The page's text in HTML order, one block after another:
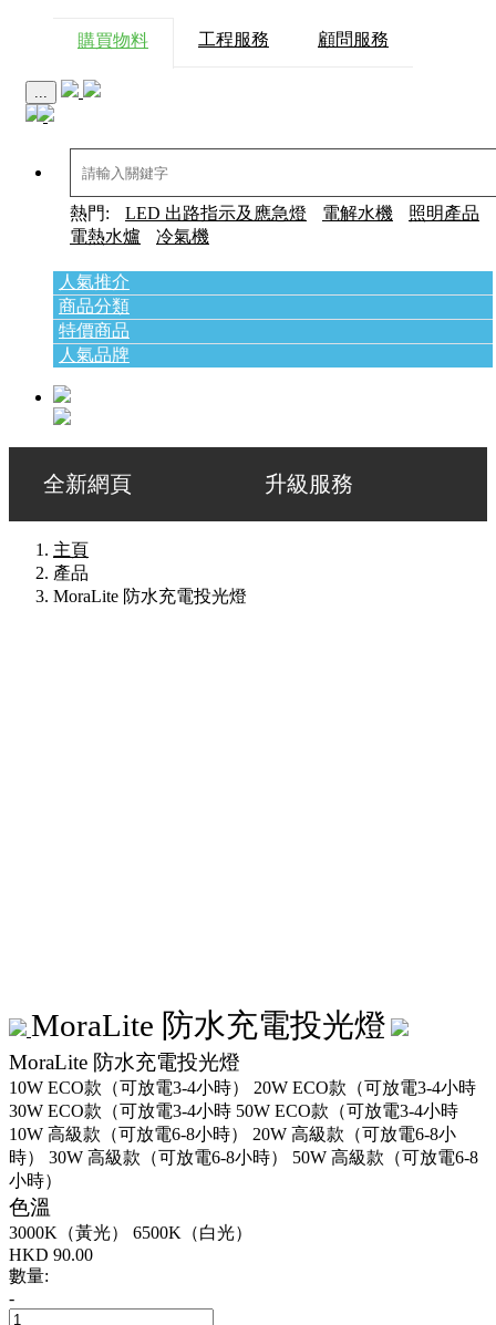
購買物料 工程服務 顧問服務
...
熱門: LED 出路指示及應急燈 電解水機
照明產品
電熱水爐
冷氣機
人氣推介
商品分類
特價商品
人氣品牌
全新網頁 升級服務
主頁
產品
MoraLite 防水充電投光燈
MoraLite 防水充電投光燈
MoraLite 防水充電投光燈
10W ECO款（可放電3-4小時）
20W ECO款（可放電3-4小時
30W ECO款（可放電3-4小時 50W ECO款（可放電3-4小時
10W 高級款（可放電6-8小時）
20W 高級款（可放電6-8小
時）
30W 高級款（可放電6-8小時）
50W 高級款（可放電6-8
小時）
色溫
3000K（黃光）
6500K（白光）
HKD 90.00
數量:
-